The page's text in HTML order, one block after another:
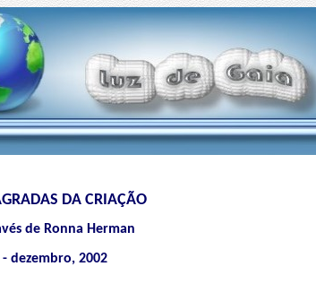
DA CRIAÇÃO
de Ronna Herman
dezembro, 2002